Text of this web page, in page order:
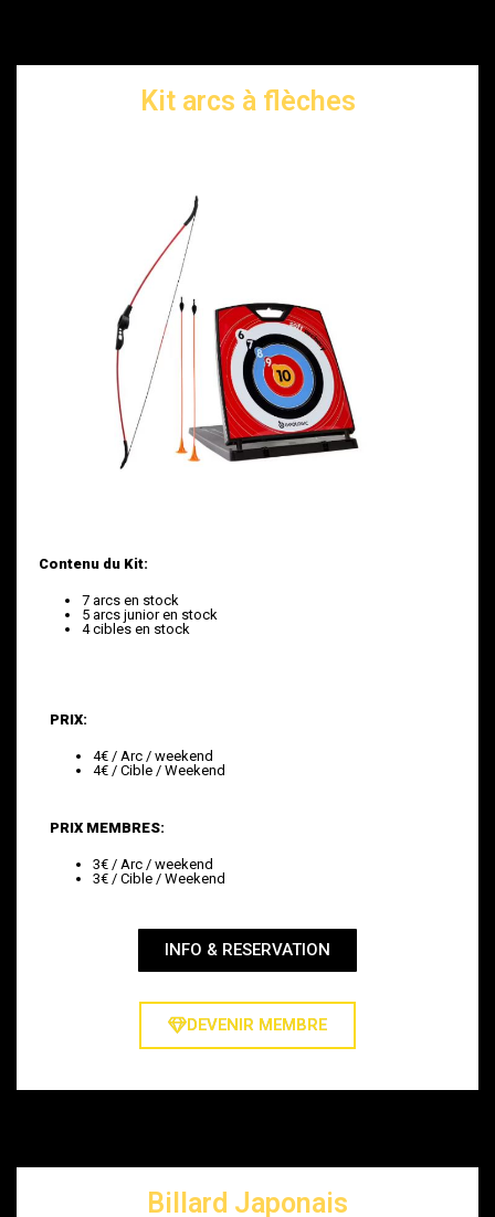
Kit arcs à flèches
Contenu du Kit:
7 arcs en stock
5 arcs junior en stock
4 cibles en stock
PRIX:
4€ / Arc / weekend
4€ / Cible / Weekend
PRIX MEMBRES:
3€ / Arc / weekend
3€ / Cible / Weekend
INFO & RESERVATION
DEVENIR MEMBRE
Billard Japonais